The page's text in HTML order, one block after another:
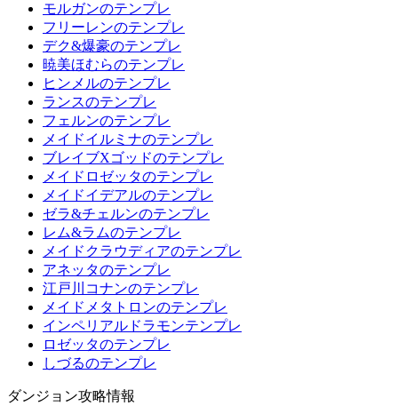
モルガンのテンプレ
フリーレンのテンプレ
デク&爆豪のテンプレ
暁美ほむらのテンプレ
ヒンメルのテンプレ
ランスのテンプレ
フェルンのテンプレ
メイドイルミナのテンプレ
ブレイブXゴッドのテンプレ
メイドロゼッタのテンプレ
メイドイデアルのテンプレ
ゼラ&チェルンのテンプレ
レム&ラムのテンプレ
メイドクラウディアのテンプレ
アネッタのテンプレ
江戸川コナンのテンプレ
メイドメタトロンのテンプレ
インペリアルドラモンテンプレ
ロゼッタのテンプレ
しづるのテンプレ
ダンジョン攻略情報